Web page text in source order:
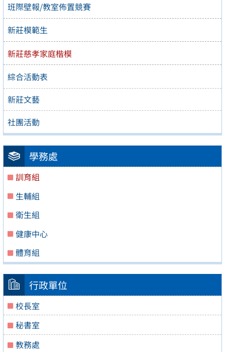
班際壁報/教室佈置競賽
新莊模範生
新莊慈孝家庭楷模
綜合活動表
新莊文藝
社團活動
學務處
訓育組
生輔組
衛生組
健康中心
體育組
行政單位
校長室
秘書室
教務處